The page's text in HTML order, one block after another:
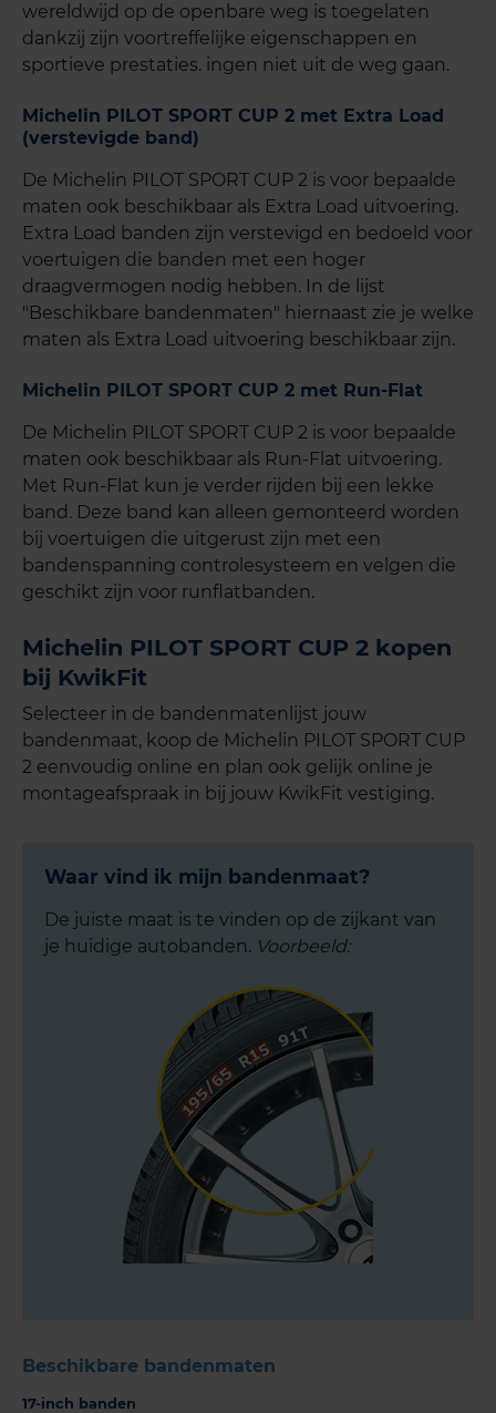
wereldwijd op de openbare weg is toegelaten
dankzij zijn voortreffelijke eigenschappen en
sportieve prestaties. ingen niet uit de weg gaan.
Michelin PILOT SPORT CUP 2 met Extra Load
(verstevigde band)
De Michelin PILOT SPORT CUP 2 is voor bepaalde
maten ook beschikbaar als Extra Load uitvoering.
Extra Load banden zijn verstevigd en bedoeld voor
voertuigen die banden met een hoger
draagvermogen nodig hebben. In de lijst
"Beschikbare bandenmaten" hiernaast zie je welke
maten als Extra Load uitvoering beschikbaar zijn.
Michelin PILOT SPORT CUP 2 met Run-Flat
De Michelin PILOT SPORT CUP 2 is voor bepaalde
maten ook beschikbaar als Run-Flat uitvoering.
Met Run-Flat kun je verder rijden bij een lekke
band. Deze band kan alleen gemonteerd worden
bij voertuigen die uitgerust zijn met een
bandenspanning controlesysteem en velgen die
geschikt zijn voor runflatbanden.
Michelin PILOT SPORT CUP 2 kopen
bij KwikFit
Selecteer in de bandenmatenlijst jouw
bandenmaat, koop de Michelin PILOT SPORT CUP
2 eenvoudig online en plan ook gelijk online je
montageafspraak in bij jouw KwikFit vestiging.
Waar vind ik mijn bandenmaat?
De juiste maat is te vinden op de zijkant van
je huidige autobanden. Voorbeeld:
Beschikbare bandenmaten
17-inch banden